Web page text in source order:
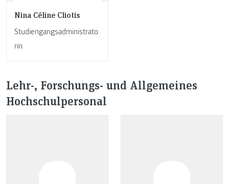
Nina Céline Cliotis
Studiengangsadministrato
rin
Lehr-, Forschungs- und Allgemeines
Hochschulpersonal